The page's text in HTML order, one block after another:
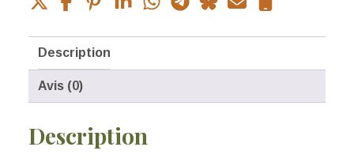
Description
Avis (0)
Description